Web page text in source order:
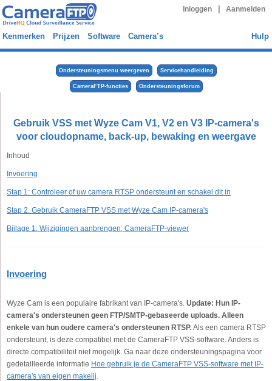
Inloggen Aanmelden
Kenmerken Prijzen Software Camera’s Hulp
Ondersteuningsmenu weergeven Servicehandleiding
CameraFTP-functies Ondersteuningsforum
Gebruik VSS met Wyze Cam V1, V2 en V3 IP-camera's
voor cloudopname, back-up, bewaking en weergave
Inhoud
Invoering
Stap 1: Controleer of uw camera RTSP ondersteunt en schakel dit in
Stap 2. Gebruik CameraFTP VSS met Wyze Cam IP-camera's
Bijlage 1: Wijzigingen aanbrengen; CameraFTP-viewer
Invoering
Wyze Cam is een populaire fabrikant van IP-camera's. Update: Hun IP-
camera's ondersteunen geen FTP/SMTP-gebaseerde uploads. Alleen
enkele van hun oudere camera's ondersteunen RTSP. Als een camera RTSP
ondersteunt, is deze compatibel met de CameraFTP VSS-software. Anders is
directe compatibiliteit niet mogelijk. Ga naar deze ondersteuningspagina voor
gedetailleerde informatie Hoe gebruik je de CameraFTP VSS-software met IP-
camera's van eigen makelij.